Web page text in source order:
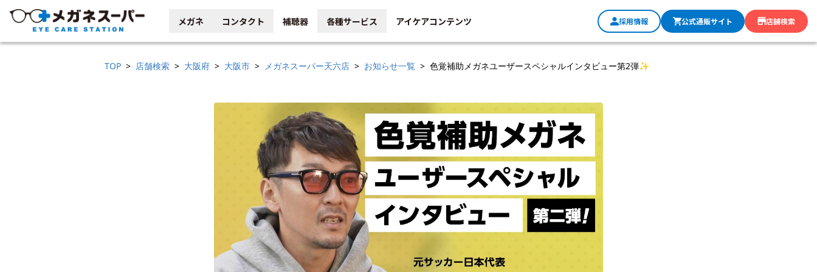
メガネ コンタクト 補聴器 各種サービス アイケアコンテンツ 採用情報 公式通販サイト 店舗検索
TOP 店舗検索 大阪府 大阪市 メガネスーパー天六店 お知らせ一覧 色覚補助メガネユーザースペシャルインタビュー第2弾✨